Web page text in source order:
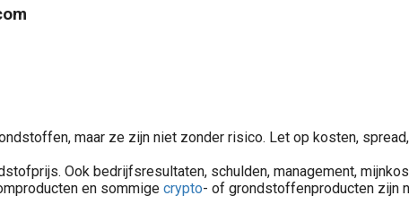
maar ze zijn niet zonder risico. Let op kosten,
Ook bedrijfsresultaten, schulden, management,
en sommige crypto- of grondstoffenproducten zijn